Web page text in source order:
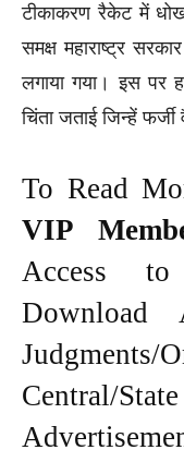
टीकाकरण रैकेट में
समक्ष महाराष्ट्र
लगाया गया। इस पर
चिंता जताई जिन्हें फर्जी
To Read
VIP
Access
Download
Central/